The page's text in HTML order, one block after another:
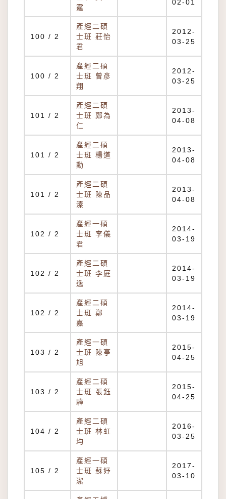
霆
02-01
100 / 2
產經二碩
士班 莊怡
君
2012-
03-25
100 / 2
產經二碩
士班 曾彥
翔
2012-
03-25
101 / 2
產經二碩
士班 鄭為
仁
2013-
04-08
101 / 2
產經二碩
士班 楊道
勳
2013-
04-08
101 / 2
產經二碩
士班 陳品
溱
2013-
04-08
102 / 2
產經一碩
士班 李儀
君
2014-
03-19
102 / 2
產經二碩
士班 李庭
逸
2014-
03-19
102 / 2
產經二碩
士班 鄭
嘉
2014-
03-19
103 / 2
產經一碩
士班 陳亭
旭
2015-
04-25
103 / 2
產經二碩
士班 張鈺
驊
2015-
04-25
104 / 2
產經二碩
士班 林虹
均
2016-
03-25
105 / 2
產經一碩
士班 蘇妤
潔
2017-
03-10